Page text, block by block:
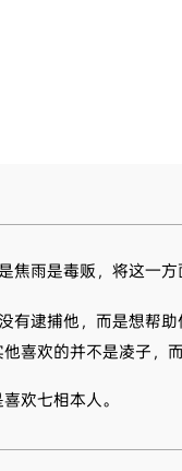
焦雨是毒贩，将这一
有逮捕他，而是想帮助
喜欢的并不是凌子，而
欢七相本人。